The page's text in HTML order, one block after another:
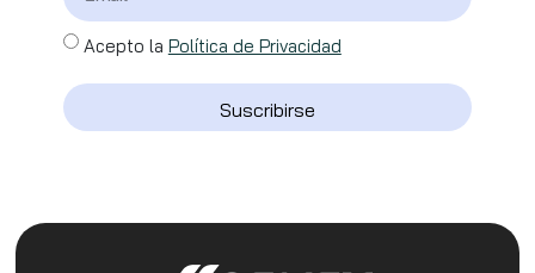
Acepto la Política de Privacidad
Suscribirse